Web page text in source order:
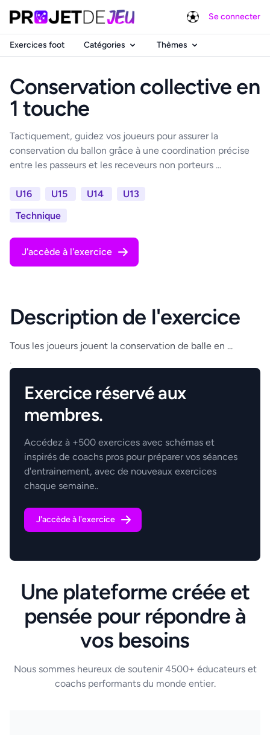
Se connecter
Exercices foot Catégories Thèmes
Conservation collective en
1 touche
Tactiquement, guidez vos joueurs pour assurer la
conservation du ballon grâce à une coordination précise
entre les passeurs et les receveurs non porteurs ...
U16 U15 U14
U13
Technique
J'accède à l'exercice
Description de l'exercice
Tous les joueurs jouent la conservation de balle en ...
.
Exercice réservé aux
membres.
Accédez à +500 exercices avec schémas et
inspirés de coachs pros pour préparer vos séances
d'entrainement, avec de nouveaux exercices
chaque semaine..
J'accède à l'exercice
Une plateforme créée et
pensée pour répondre à
vos besoins
Nous sommes heureux de soutenir 4500+ éducateurs et
coachs performants du monde entier.